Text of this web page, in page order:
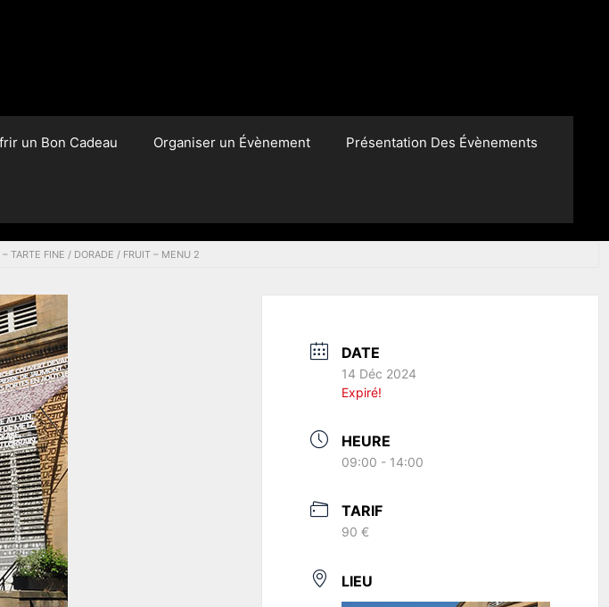
un Bon Cadeau Organiser un Évènement Présentation Des Évènements
TARTE FINE / DORADE / FRUIT – MENU 2
DATE
14 Déc 2024
Expiré!
HEURE
09:00 - 14:00
TARIF
90 €
LIEU